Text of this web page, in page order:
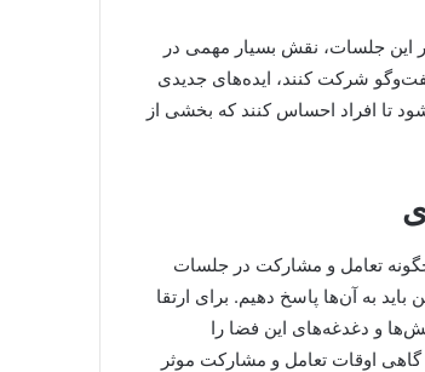
این جلسات، نقش بسیار مهمی در
شرکت کنند، ایده‌های جدیدی
تا افراد احساس کنند که بخشی از
تعامل و مشارکت در جلسات
به آن‌ها پاسخ دهیم. برای ارتقا
و دغدغه‌های این فضا را
اوقات تعامل و مشارکت موثر